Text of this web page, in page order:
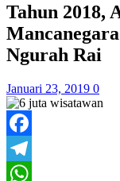
Tahun 2018,
Ngurah Rai
Januari 23, 2019 0
Facebook
Telegram